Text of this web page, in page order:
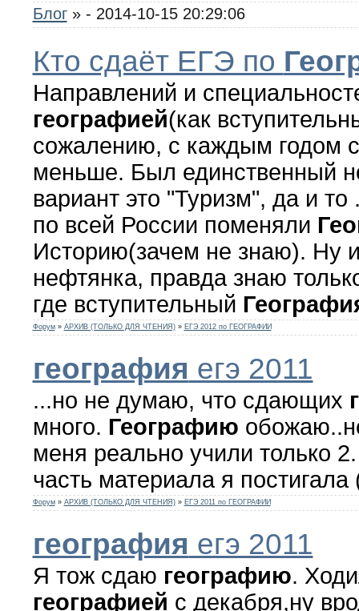
Блог » - 2014-10-15 20:29:06
Кто сдаёт ЕГЭ по
Направлений и
географией(как
сожалению, с каждым годом
меньше. Был единственный
вариант это "Туризм", да и то
по всей России поменяли
Историю(зачем не знаю). Ну
нефтянка, правда знаю
где вступительный
Форум » АРХИВ (ТОЛЬКО ДЛЯ ЧТЕНИЯ) » ЕГЭ 2012 по ГЕОГРАФИИ
география егэ 2011
...но не думаю, что сдающих
много. Географию
меня реально учили только
часть материала я постигала
Форум » АРХИВ (ТОЛЬКО ДЛЯ ЧТЕНИЯ) » ЕГЭ 2011 по ГЕОГРАФИИ
география егэ 2011
Я тож сдаю географию.
географией с декабря,ну